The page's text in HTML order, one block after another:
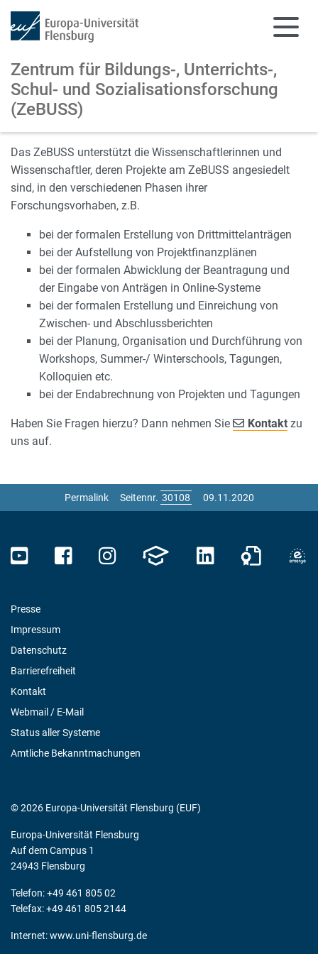
Zentrum für Bildungs-, Unterrichts-,
Schul- und Sozialisationsforschung
(ZeBUSS)
Das ZeBUSS unterstützt die Wissenschaftlerinnen und
Wissenschaftler, deren Projekte am ZeBUSS angesiedelt
sind, in den verschiedenen Phasen ihrer
Forschungsvorhaben, z.B.
bei der formalen Erstellung von Drittmittelanträgen
bei der Aufstellung von Projektfinanzplänen
bei der formalen Abwicklung der Beantragung und
der Eingabe von Anträgen in Online-Systeme
bei der formalen Erstellung und Einreichung von
Zwischen- und Abschlussberichten
bei der Planung, Organisation und Durchführung von
Workshops, Summer-/ Winterschools, Tagungen,
Kolloquien etc.
bei der Endabrechnung von Projekten und Tagungen
Haben Sie Fragen hierzu? Dann nehmen Sie Kontaktzu
uns auf.
Permalink Seitennr. 09.11.2020
Presse
Impressum
Datenschutz
Barrierefreiheit
Kontakt
Webmail / E-Mail
Status aller Systeme
Amtliche Bekanntmachungen
© 2026 Europa-Universität Flensburg (EUF)
Europa-Universität Flensburg
Auf dem Campus 1
24943 Flensburg
Telefon: +49 461 805 02
Telefax: +49 461 805 2144
Internet:www.uni-flensburg.de